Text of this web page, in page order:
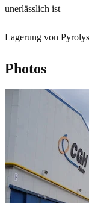
unerlässlich ist
Lagerung von
Photos